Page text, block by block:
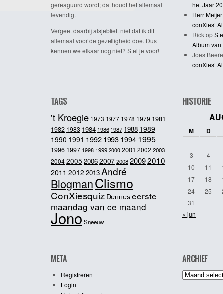
gereaguurd wordt; dat houdt het allemaal
levendig.
Vergeet daarbij alsjeblieft niet dat ik dit
allemaal voor de gezelligheid doe. Dus
kennen we elkaar nog niet? Stel je voor!
het Jaar
Herr Meijer
conXies’
Rickop
Album van
Joes
conXies’
TAGS
't Kroegie 1973 1977 1978 1979 1981
1982 1983 1984 1986 1987 1988 1989
1990 1991 19921993 1994 1995
1996 1997 1998 1999 2000 2001 2002 2003
20042005 20062007200820092010
2011 2012 2013André
BlogmanClismo
ConXiesquiz Denneseerste
maandag van de maand
JonoSneeuw
HISTORIE
M D
3
4
10
11
17
18
24
25
31
« jun
META
Registreren
Login
ARCHIEF
Archief